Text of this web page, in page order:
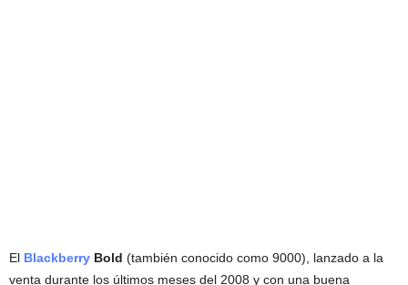
El Blackberry Bold (también conocido como 9000), lanzado a la
venta durante los últimos meses del 2008 y con una buena